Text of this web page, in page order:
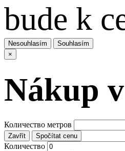
bude k
Nesouhlasím
Souhlasím
×
Nákup
Количество метров
Zavřít Spočítat cenu
Количество